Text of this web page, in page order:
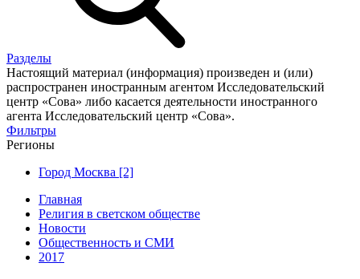
Разделы
Настоящий материал (информация) произведен и (или)
распространен иностранным агентом Исследовательский
центр «Сова» либо касается деятельности иностранного
агента Исследовательский центр «Сова».
Фильтры
Регионы
Город Москва [2]
Главная
Религия в светском обществе
Новости
Общественность и СМИ
2017